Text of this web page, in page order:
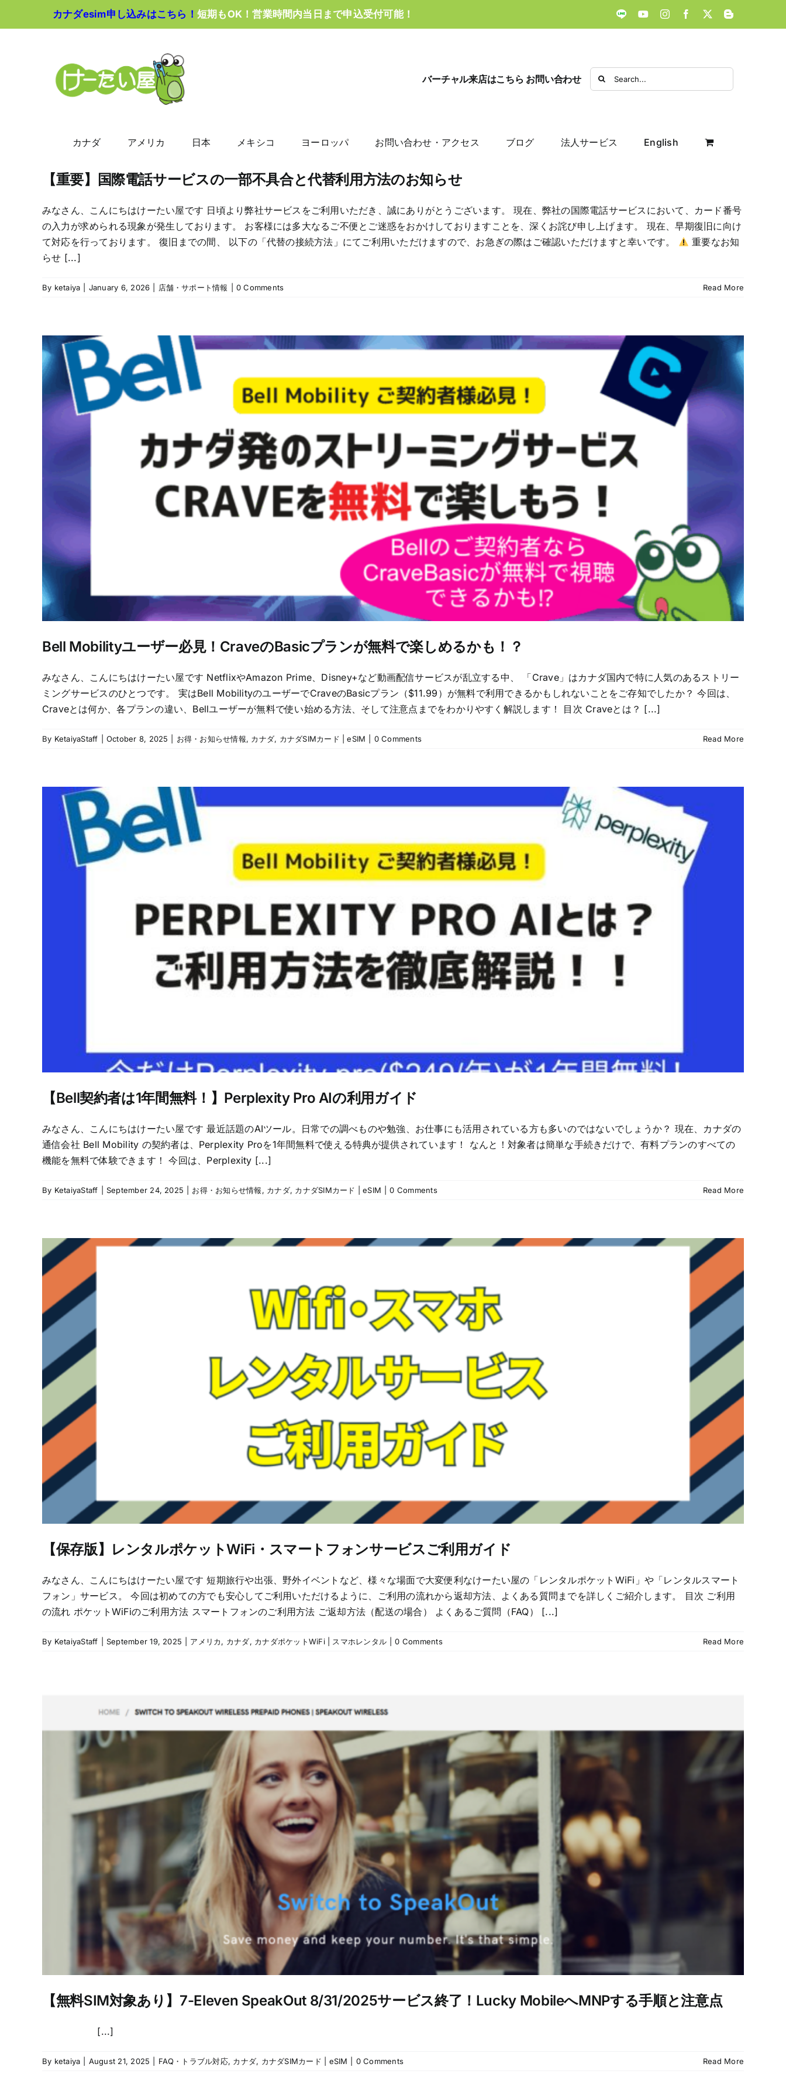
カナダesim申し込みはこちら！ 短期もOK！営業時間内当日まで申込受付可能！ LINE YouTubeInstagramFacebook
X Blogger
バーチャル来店はこちら お問い合わせ
Search
for:
カナダ アメリカ 日本 メキシコ ヨーロッパ お問い合わせ・アクセス ブログ 法人サービス English
【重要】国際電話サービスの一部不具合と代替利用方法のお知らせ
みなさん、こんにちはけーたい屋です 日頃より弊社サービスをご利用いただき、誠にありがとうございます。 現在、弊社の国際電話サービスにおいて、カード番号
の入力が求められる現象が発生しております。 お客様には多大なるご不便とご迷惑をおかけしておりますことを、深くお詫び申し上げます。 現在、早期復旧に向け
て対応を行っております。 復旧までの間、 以下の「代替の接続方法」にてご利用いただけますので、お急ぎの際はご確認いただけますと幸いです。
重要なお知
らせ [...]
By ketaiya January 6, 2026 店舗・サポート情報 0 Comments Read More
Bell Mobilityユーザー必見！CraveのBasicプランが無料で楽しめるかも！？
みなさん、こんにちはけーたい屋です NetflixやAmazon Prime、Disney+など動画配信サービスが乱立する中、 「Crave」はカナダ国内で特に人気のあるストリー
ミングサービスのひとつです。 実はBell MobilityのユーザーでCraveのBasicプラン（$11.99）が無料で利用できるかもしれないことをご存知でしたか？ 今回は、
Craveとは何か、各プランの違い、Bellユーザーが無料で使い始める方法、そして注意点までをわかりやすく解説します！ 目次 Craveとは？ [...]
By KetaiyaStaff October 8, 2025 お得・お知らせ情報, カナダ, カナダSIMカード | eSIM 0 Comments Read More
【Bell契約者は1年間無料！】Perplexity Pro AIの利用ガイド
みなさん、こんにちはけーたい屋です 最近話題のAIツール。日常での調べものや勉強、お仕事にも活用されている方も多いのではないでしょうか？ 現在、カナダの
通信会社 Bell Mobility の契約者は、Perplexity Proを1年間無料で使える特典が提供されています！ なんと！対象者は簡単な手続きだけで、有料プランのすべての
機能を無料で体験できます！ 今回は、Perplexity [...]
By KetaiyaStaff September 24, 2025 お得・お知らせ情報, カナダ, カナダSIMカード | eSIM 0 Comments Read More
【保存版】レンタルポケットWiFi・スマートフォンサービスご利用ガイド
みなさん、こんにちはけーたい屋です 短期旅行や出張、野外イベントなど、様々な場面で大変便利なけーたい屋の「レンタルポケットWiFi」や「レンタルスマート
フォン」サービス。 今回は初めての方でも安心してご利用いただけるように、ご利用の流れから返却方法、よくある質問までを詳しくご紹介します。 目次 ご利用
の流れ ポケットWiFiのご利用方法 スマートフォンのご利用方法 ご返却方法（配送の場合） よくあるご質問（FAQ） [...]
By KetaiyaStaff September 19, 2025 アメリカ, カナダ, カナダポケットWiFi | スマホレンタル 0 Comments Read More
【無料SIM対象あり】7-Eleven SpeakOut 8/31/2025サービス終了！Lucky MobileへMNPする手順と注意点
[...]
By ketaiya August 21, 2025 FAQ・トラブル対応, カナダ, カナダSIMカード | eSIM 0 Comments Read More